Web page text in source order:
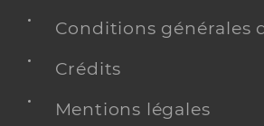
Conditions générales
Crédits
Mentions légales